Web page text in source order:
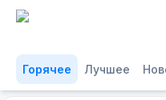
Горячее Лучшее